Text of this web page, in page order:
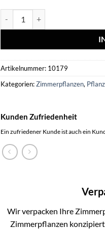
Artikelnummer: 10179
Kategorien:Zimmerpflanzen,
Kunden Zufriedenheit
Ein zufriedener Kunde ist auch ein
Wir verpacken Ihre
Zimmerpflanzen